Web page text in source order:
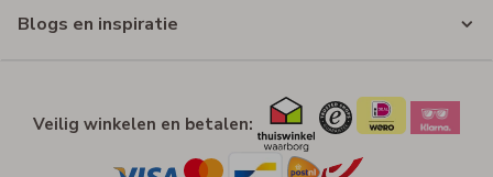
Blogs en inspiratie
Veilig winkelen en betalen: